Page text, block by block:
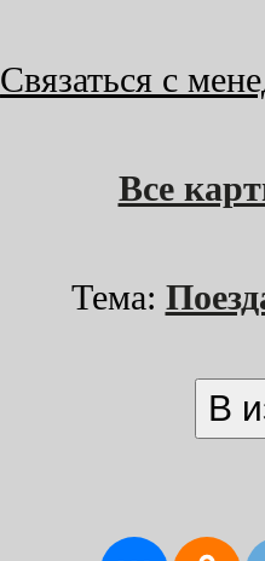
Связаться с
Все
Тема: